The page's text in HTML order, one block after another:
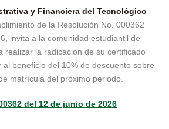
y Financiera del Tecnológico
de la Resolución No. 000362
invita a la comunidad estudiantil de
realizar la radicación de su certificado
beneficio del 10% de descuento sobre
matrícula del próximo periodo.
del 12 de junio de 2026